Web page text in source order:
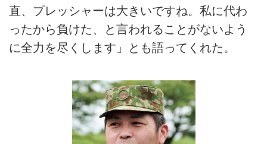
直、プレッシャーは大きいですね。私に代わ
ったから負けた、と言われることがないよう
に全力を尽くします」とも語ってくれた。